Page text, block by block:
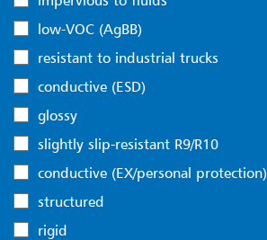
low-VOC (AgBB)
resistant to industrial trucks
conductive (ESD)
glossy
slightly slip-resistant R9/R10
conductive (EX/personal protection)
structured
rigid